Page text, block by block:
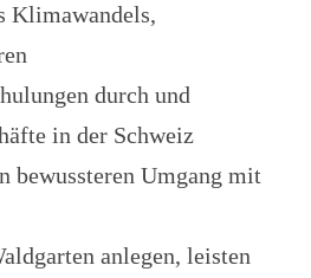
Klimawandels,
durch und
in der Schweiz
bewussteren Umgang mit
anlegen, leisten